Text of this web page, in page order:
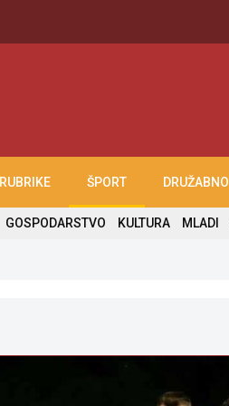
RUBRIKE ŠPORT DRUŽABNO
GOSPODARSTVO KULTURA MLADI